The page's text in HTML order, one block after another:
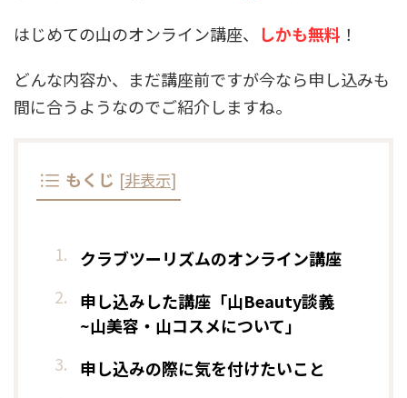
はじめての山のオンライン講座、
しかも無料 ！
どんな内容か、まだ講座前ですが今なら申し込みも
間に合うようなのでご紹介しますね。
もくじ [非表示]
クラブツーリズムのオンライン講座
申し込みした講座「山Beauty談義
~山美容・山コスメについて」
申し込みの際に気を付けたいこと